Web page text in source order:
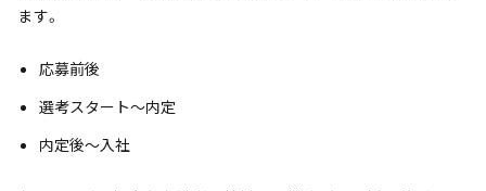
ます。
応募前後
選考スタート〜内定
内定後〜入社